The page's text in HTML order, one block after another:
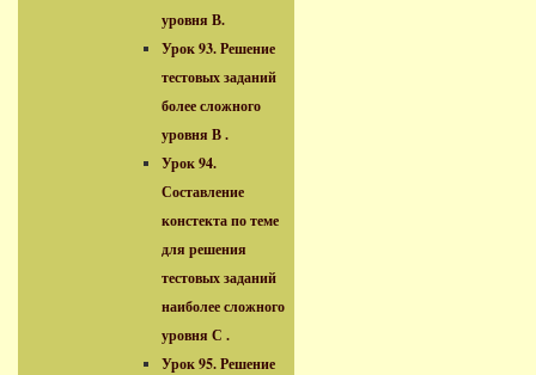
уровня В.
Урок 93. Решение
тестовых заданий
более сложного
уровня В .
Урок 94.
Составление
констекта по теме
для решения
тестовых заданий
наиболее сложного
уровня С .
Урок 95. Решение